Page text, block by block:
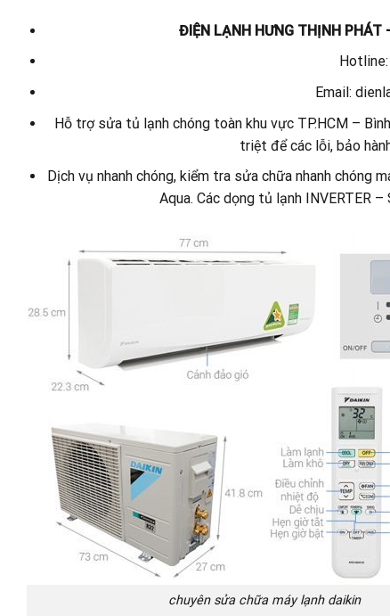
ĐIỆN LẠNH HƯNG THỊNH PHÁT
Hotline:
Email:
Hỗ trợ sửa tủ lạnh chóng toàn khu vực TP.HCM –
triệt để các lỗi, bảo
Dịch vụ nhanh chóng, kiểm tra sửa chữa nhanh chóng
Aqua. Các dọng tủ lạnh INVERTER –
chuyên sửa chữa máy lạnh daikin